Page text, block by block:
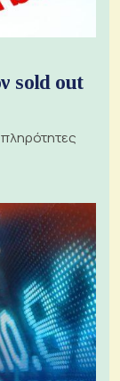
sold out